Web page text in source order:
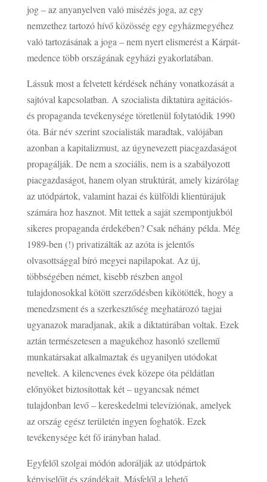
jog – az anyanyelven való misézés joga, az egy
nemzethez tartozó hívő közösség egy egyházmegyéhez
való tartozásának a joga – nem nyert elismerést a Kárpát-
medence több országának egyházi gyakorlatában.
Lássuk most a felvetett kérdések néhány vonatkozását a
sajtóval kapcsolatban. A szocialista diktatúra agitációs-
és propaganda tevékenysége töretlenül folytatódik 1990
óta. Bár név szerint szocialisták maradtak, valójában
azonban a kapitalizmust, az úgynevezett piacgazdaságot
propagálják. De nem a szociális, nem is a szabályozott
piacgazdaságot, hanem olyan struktúrát, amely kizárólag
az utódpártok, valamint hazai és külföldi klientúrájuk
számára hoz hasznot. Mit tettek a saját szempontjukból
sikeres propaganda érdekében? Csak néhány példa. Még
1989-ben (!) privatizálták az azóta is jelentős
olvasottsággal bíró megyei napilapokat. Az új,
többségében német, kisebb részben angol
tulajdonosokkal kötött szerződésben kikötötték, hogy a
menedzsment és a szerkesztőség meghatározó tagjai
ugyanazok maradjanak, akik a diktatúrában voltak. Ezek
aztán természetesen a magukéhoz hasonló szellemű
munkatársakat alkalmaztak és ugyanilyen utódokat
neveltek. A kilencvenes évek közepe óta példátlan
előnyöket biztosítottak két – ugyancsak német
tulajdonban levő – kereskedelmi televíziónak, amelyek
az ország egész területén ingyen foghatók. Ezek
tevékenysége két fő irányban halad.
Egyfelől szolgai módón adorálják az utódpártok
képviselőit és szándékait. Másfelől a lehető